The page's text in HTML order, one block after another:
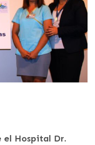
el Hospital Dr.